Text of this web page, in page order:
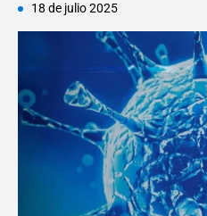
18 de julio 2025